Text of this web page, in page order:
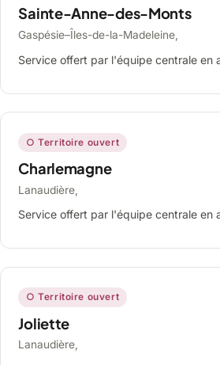
Sainte-Anne-des-Monts
Gaspésie–Îles-de-la-Madeleine,
Service offert par l'équipe centrale en
○ Territoire ouvert
Charlemagne
Lanaudière,
Service offert par l'équipe centrale en
○ Territoire ouvert
Joliette
Lanaudière,